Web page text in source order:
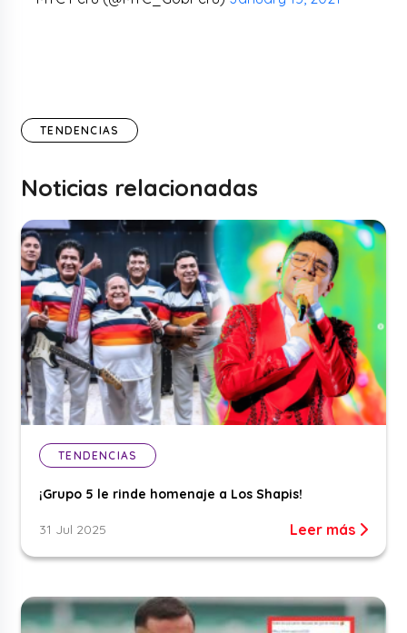
TENDENCIAS
Noticias relacionadas
TENDENCIAS
¡Grupo 5 le rinde homenaje a Los Shapis!
31 Jul 2025 Leer más